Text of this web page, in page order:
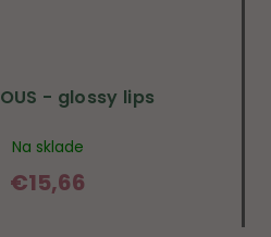
- glossy lips
Na sklade
€15,66